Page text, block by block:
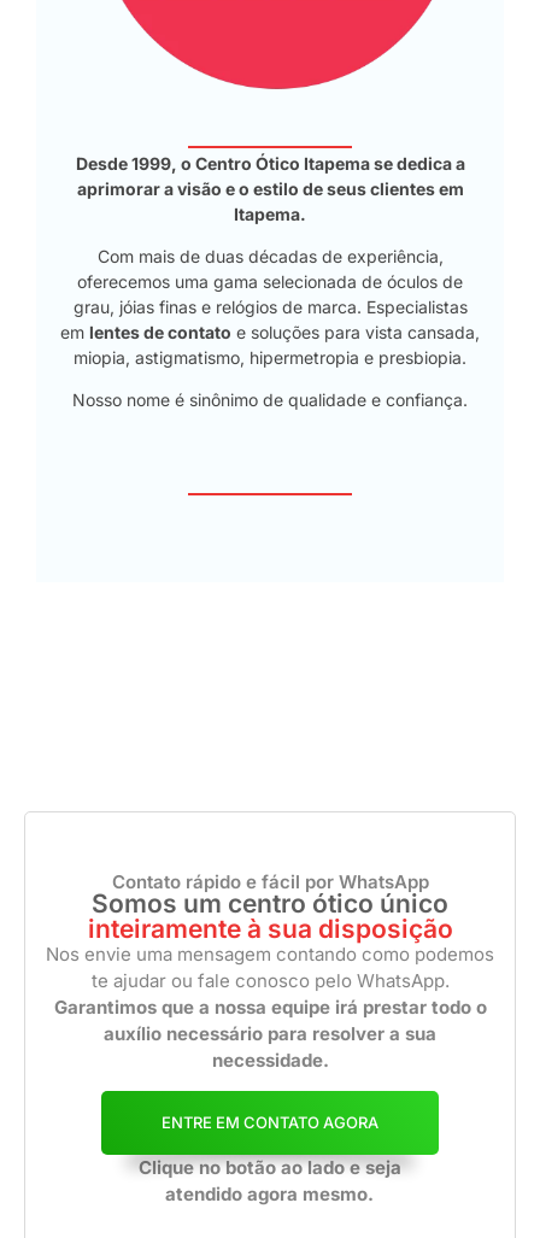
Desde 1999, o Centro Ótico Itapema se dedica a
aprimorar a visão e o estilo de seus clientes em
Itapema.
Com mais de duas décadas de experiência,
oferecemos uma gama selecionada de óculos de
grau, jóias finas e relógios de marca. Especialistas
em lentes de contato e soluções para vista cansada,
miopia, astigmatismo, hipermetropia e presbiopia.
Nosso nome é sinônimo de qualidade e confiança.
Contato rápido e fácil por WhatsApp
Somos um centro ótico único
inteiramente à sua disposição
Nos envie uma mensagem contando como podemos
te ajudar ou fale conosco pelo WhatsApp.
Garantimos que a nossa equipe irá prestar todo o
auxílio necessário para resolver a sua
necessidade.
ENTRE EM CONTATO AGORA
Clique no botão ao lado e seja
atendido agora mesmo.